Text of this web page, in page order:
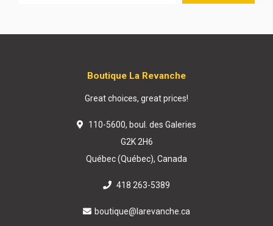
Boutique La Revanche
Great choices, great prices!
110-5600, boul. des Galeries
G2K 2H6
Québec (Québec), Canada
418 263-5389
boutique@larevanche.ca